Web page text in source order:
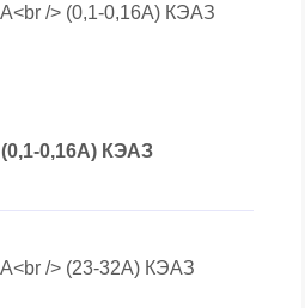
(0,1-0,16А) КЭАЗ